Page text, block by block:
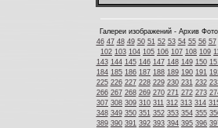
Галереи изображений - Архив
46 47 48 49 50 51 52 53 54 55 56 57
102 103 104 105 106 107 108 109
143 144 145 146 147 148 149 150
184 185 186 187 188 189 190 191
225 226 227 228 229 230 231 232
266 267 268 269 270 271 272 273
307 308 309 310 311 312 313 314
348 349 350 351 352 353 354 355
389 390 391 392 393 394 395 396